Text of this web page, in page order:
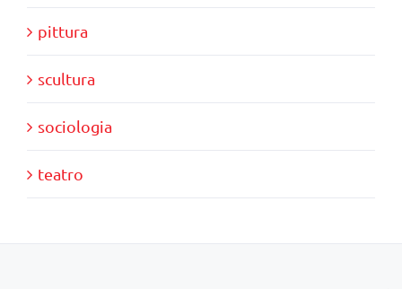
pittura
scultura
sociologia
teatro